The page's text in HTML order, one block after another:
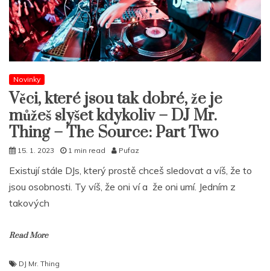
Novinky
Věci, které jsou tak dobré, že je
můžeš slyšet kdykoliv – DJ Mr.
Thing – The Source: Part Two
15. 1. 2023 1 min read Pufaz
Existují stále DJs, který prostě chceš sledovat a víš, že to
jsou osobnosti. Ty víš, že oni ví a že oni umí. Jedním z
takových
Read More
DJ Mr. Thing